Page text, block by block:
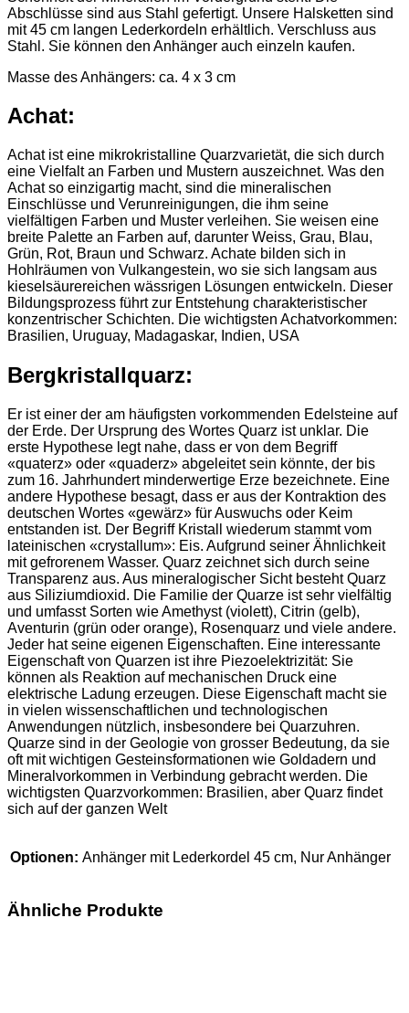
Abschlüsse sind aus Stahl gefertigt. Unsere Halsketten sind
mit 45 cm langen Lederkordeln erhältlich. Verschluss aus
Stahl. Sie können den Anhänger auch einzeln kaufen.
Masse des Anhängers: ca. 4 x 3 cm
Achat:
Achat ist eine mikrokristalline Quarzvarietät, die sich durch
eine Vielfalt an Farben und Mustern auszeichnet. Was den
Achat so einzigartig macht, sind die mineralischen
Einschlüsse und Verunreinigungen, die ihm seine
vielfältigen Farben und Muster verleihen. Sie weisen eine
breite Palette an Farben auf, darunter Weiss, Grau, Blau,
Grün, Rot, Braun und Schwarz. Achate bilden sich in
Hohlräumen von Vulkangestein, wo sie sich langsam aus
kieselsäurereichen wässrigen Lösungen entwickeln. Dieser
Bildungsprozess führt zur Entstehung charakteristischer
konzentrischer Schichten. Die wichtigsten Achatvorkommen:
Brasilien, Uruguay, Madagaskar, Indien, USA
Bergkristallquarz:
Er ist einer der am häufigsten vorkommenden Edelsteine auf
der Erde. Der Ursprung des Wortes Quarz ist unklar. Die
erste Hypothese legt nahe, dass er von dem Begriff
«quaterz» oder «quaderz» abgeleitet sein könnte, der bis
zum 16. Jahrhundert minderwertige Erze bezeichnete. Eine
andere Hypothese besagt, dass er aus der Kontraktion des
deutschen Wortes «gewärz» für Auswuchs oder Keim
entstanden ist. Der Begriff Kristall wiederum stammt vom
lateinischen «crystallum»: Eis. Aufgrund seiner Ähnlichkeit
mit gefrorenem Wasser. Quarz zeichnet sich durch seine
Transparenz aus. Aus mineralogischer Sicht besteht Quarz
aus Siliziumdioxid. Die Familie der Quarze ist sehr vielfältig
und umfasst Sorten wie Amethyst (violett), Citrin (gelb),
Aventurin (grün oder orange), Rosenquarz und viele andere.
Jeder hat seine eigenen Eigenschaften. Eine interessante
Eigenschaft von Quarzen ist ihre Piezoelektrizität: Sie
können als Reaktion auf mechanischen Druck eine
elektrische Ladung erzeugen. Diese Eigenschaft macht sie
in vielen wissenschaftlichen und technologischen
Anwendungen nützlich, insbesondere bei Quarzuhren.
Quarze sind in der Geologie von grosser Bedeutung, da sie
oft mit wichtigen Gesteinsformationen wie Goldadern und
Mineralvorkommen in Verbindung gebracht werden. Die
wichtigsten Quarzvorkommen: Brasilien, aber Quarz findet
sich auf der ganzen Welt
Optionen: Anhänger mit Lederkordel 45 cm, Nur Anhänger
Ähnliche Produkte